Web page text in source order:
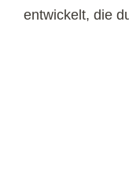
entwickelt, die